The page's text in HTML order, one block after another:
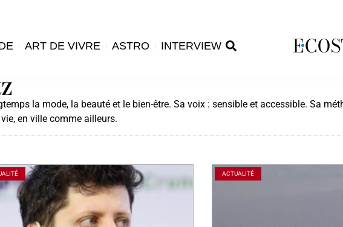
ART DE VIVRE ASTRO
INTERVIEW
la mode, la beauté et le bien-être. Sa voix : sensible et accessible. Sa
en ville comme ailleurs.
ACTUALITÉ